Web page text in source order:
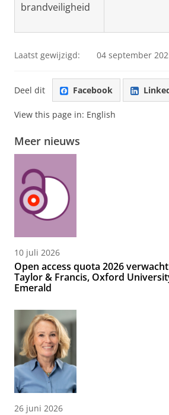
brandveiligheid
Laatst gewijzigd: 04 september
Deel dit Facebook
View this page in: English
Meer nieuws
10 juli 2026
Open access quota 2026
Taylor & Francis, Oxford
Emerald
26 juni 2026